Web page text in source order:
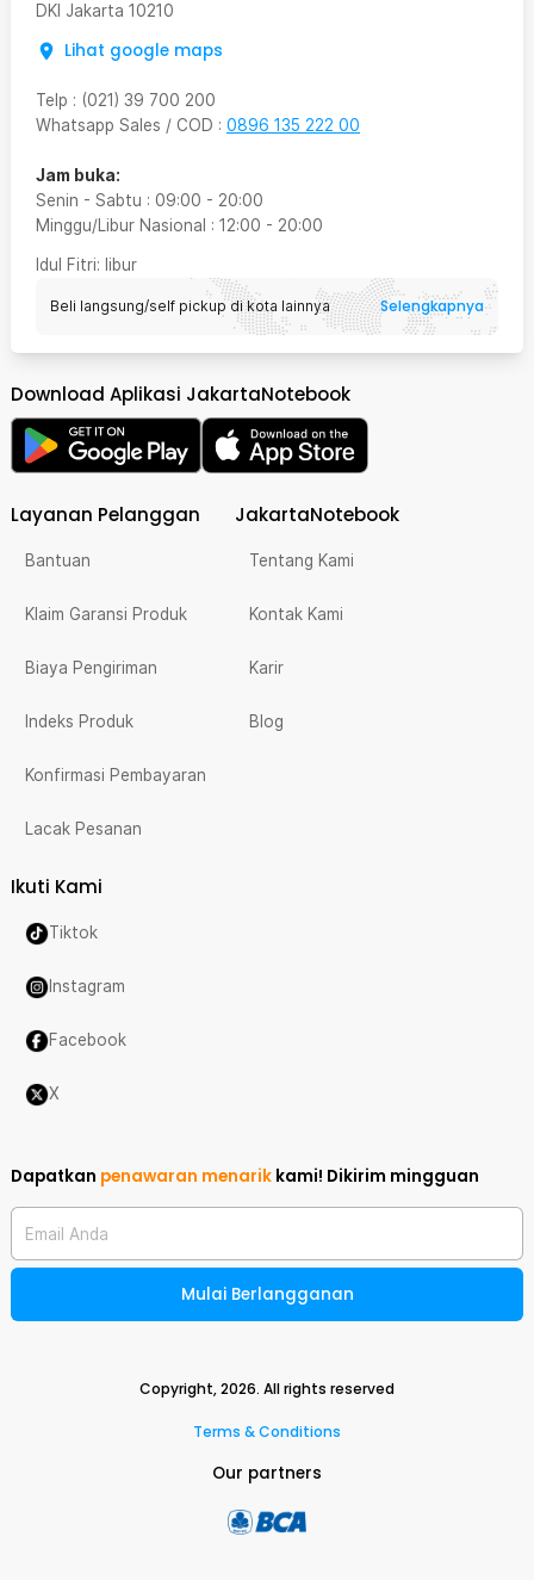
DKI Jakarta 10210
Lihat google maps
Telp : (021) 39 700 200
Whatsapp Sales / COD : 0896 135 222 00
Jam buka:
Senin - Sabtu : 09:00 - 20:00
Minggu/Libur Nasional : 12:00 - 20:00
Idul Fitri: libur
Beli langsung/self pickup di kota lainnya Selengkapnya
Download Aplikasi JakartaNotebook
Layanan Pelanggan
Bantuan
Klaim Garansi Produk
Biaya Pengiriman
Indeks Produk
Konfirmasi Pembayaran
Lacak Pesanan
JakartaNotebook
Tentang Kami
Kontak Kami
Karir
Blog
Ikuti Kami
Tiktok
Instagram
Facebook
X
Dapatkan penawaran menarik kami! Dikirim mingguan
Email Anda
Mulai Berlangganan
Copyright,2026. All rights reserved
Terms & Conditions
Our partners